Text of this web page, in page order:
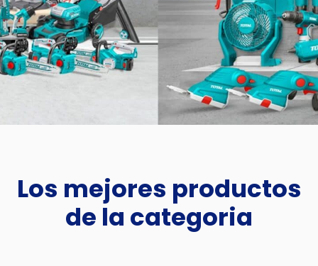
Los mejores productos
de la categoria